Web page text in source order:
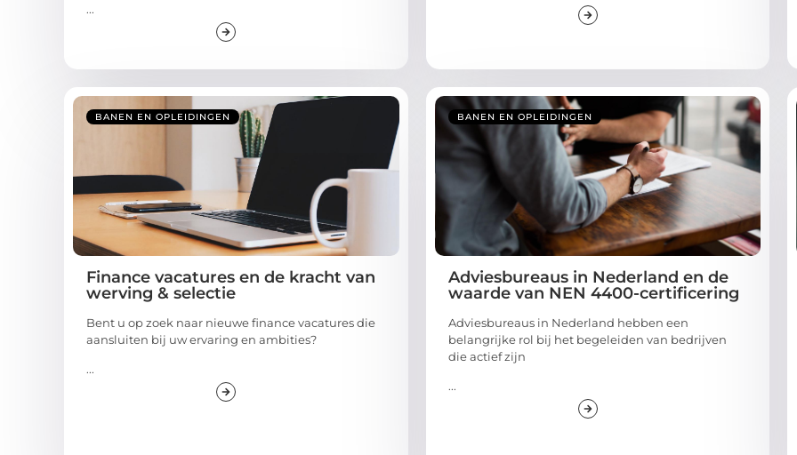
...
BANEN EN OPLEIDINGEN
Finance vacatures en de kracht van
werving & selectie
Bent u op zoek naar nieuwe finance vacatures die
aansluiten bij uw ervaring en ambities?
...
BANEN EN OPLEIDINGEN
Adviesbureaus in Nederland en de
waarde van NEN 4400-certificering
Adviesbureaus in Nederland hebben een
belangrijke rol bij het begeleiden van bedrijven
die actief zijn
...